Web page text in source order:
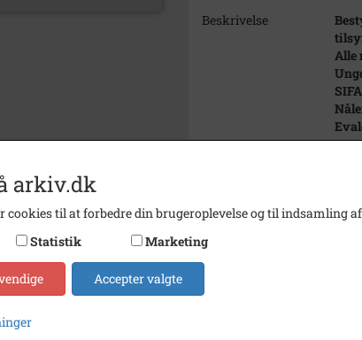
Beskrivelse
Alle
Fotograf
Størrelse
arkiv.dk
cookies til at forbedre din brugeroplevelse og til indsamling
Statistik Marketing
Accepter valgte